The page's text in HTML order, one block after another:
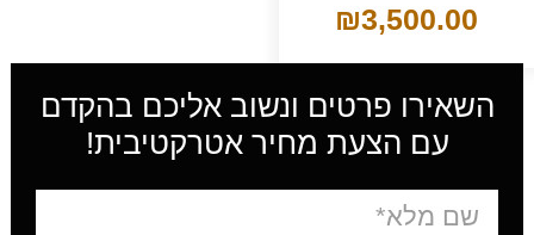
₪3,500.00
השאירו פרטים ונשוב אליכם בהקדם
עם הצעת מחיר אטרקטיבית!